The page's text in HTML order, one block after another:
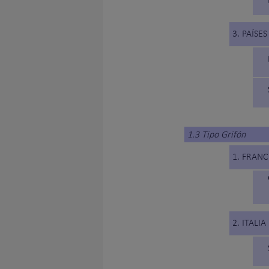
3.
1.3 Tipo Grifón
1.
2. ITALIA